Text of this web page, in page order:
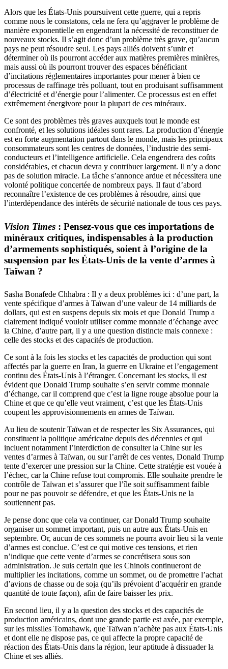
Alors que les États-Unis poursuivent cette guerre, qui a repris
comme nous le constatons, cela ne fera qu’aggraver le problème de
manière exponentielle en engendrant la nécessité de reconstituer de
nouveaux stocks. Il s’agit donc d’un problème très grave, qu’aucun
pays ne peut résoudre seul. Les pays alliés doivent s’unir et
déterminer où ils pourront accéder aux matières premières minières,
mais aussi où ils pourront trouver des espaces bénéficiant
d’incitations réglementaires importantes pour mener à bien ce
processus de raffinage très polluant, tout en produisant suffisamment
d’électricité et d’énergie pour l’alimenter. Ce processus est en effet
extrêmement énergivore pour la plupart de ces minéraux.
Ce sont des problèmes très graves auxquels tout le monde est
confronté, et les solutions idéales sont rares. La production d’énergie
est en forte augmentation partout dans le monde, mais les principaux
consommateurs sont les centres de données, l’industrie des semi-
conducteurs et l’intelligence artificielle. Cela engendrera des coûts
considérables, et chacun devra y contribuer largement. Il n’y a donc
pas de solution miracle. La tâche s’annonce ardue et nécessitera une
volonté politique concertée de nombreux pays. Il faut d’abord
reconnaître l’existence de ces problèmes à résoudre, ainsi que
l’interdépendance des intérêts de sécurité nationale de tous ces pays.
Vision Times : Pensez-vous que ces importations de
minéraux critiques, indispensables à la production
d’armements sophistiqués, soient à l’origine de la
suspension par les États-Unis de la vente d’armes à
Taïwan ?
Sasha Bonafede Chhabra : Il y a deux problèmes ici : d’une part, la
vente spécifique d’armes à Taïwan d’une valeur de 14 milliards de
dollars, qui est en suspens depuis six mois et que Donald Trump a
clairement indiqué vouloir utiliser comme monnaie d’échange avec
la Chine, d’autre part, il y a une question distincte mais connexe :
celle des stocks et des capacités de production.
Ce sont à la fois les stocks et les capacités de production qui sont
affectés par la guerre en Iran, la guerre en Ukraine et l’engagement
continu des États-Unis à l’étranger. Concernant les stocks, il est
évident que Donald Trump souhaite s’en servir comme monnaie
d’échange, car il comprend que c’est la ligne rouge absolue pour la
Chine et que ce qu’elle veut vraiment, c’est que les États-Unis
coupent les approvisionnements en armes de Taïwan.
Au lieu de soutenir Taïwan et de respecter les Six Assurances, qui
constituent la politique américaine depuis des décennies et qui
incluent notamment l’interdiction de consulter la Chine sur les
ventes d’armes à Taïwan, ou sur l’arrêt de ces ventes, Donald Trump
tente d’exercer une pression sur la Chine. Cette stratégie est vouée à
l’échec, car la Chine refuse tout compromis. Elle souhaite prendre le
contrôle de Taïwan et s’assurer que l’île soit suffisamment faible
pour ne pas pouvoir se défendre, et que les États-Unis ne la
soutiennent pas.
Je pense donc que cela va continuer, car Donald Trump souhaite
organiser un sommet important, puis un autre aux États-Unis en
septembre. Or, aucun de ces sommets ne pourra avoir lieu si la vente
d’armes est conclue. C’est ce qui motive ces tensions, et rien
n’indique que cette vente d’armes se concrétisera sous son
administration. Je suis certain que les Chinois continueront de
multiplier les incitations, comme un sommet, ou de promettre l’achat
d’avions de chasse ou de soja (qu’ils prévoient d’acquérir en grande
quantité de toute façon), afin de faire baisser les prix.
En second lieu, il y a la question des stocks et des capacités de
production américains, dont une grande partie est axée, par exemple,
sur les missiles Tomahawk, que Taïwan n’achète pas aux États-Unis
et dont elle ne dispose pas, ce qui affecte la propre capacité de
réaction des États-Unis dans la région, leur aptitude à dissuader la
Chine et ses alliés.